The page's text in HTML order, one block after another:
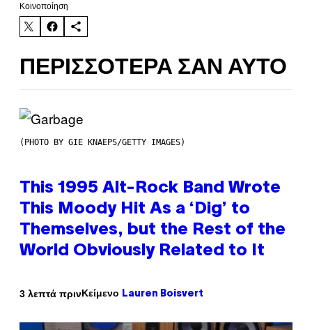
Kοινοποίηση
ΠΕΡΙΣΣΌΤΕΡΑ ΣΑΝ ΑΥΤΌ
(PHOTO BY GIE KNAEPS/GETTY IMAGES)
This 1995 Alt-Rock Band Wrote
This Moody Hit As a ‘Dig’ to
Themselves, but the Rest of the
World Obviously Related to It
3 λεπτά πρινΚείμενο Lauren Boisvert